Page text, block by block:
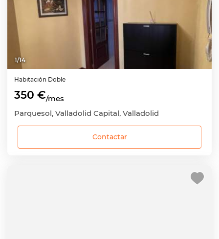
1/14
Habitación Doble
350 €/mes
Parquesol, Valladolid Capital, Valladolid
Contactar